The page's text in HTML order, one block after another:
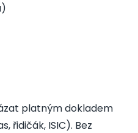
platným dokladem
řidičák, ISIC). Bez